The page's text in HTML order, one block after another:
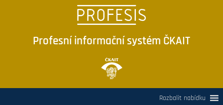
Profesní informační systém ČKAIT
Rozbalit nabídku